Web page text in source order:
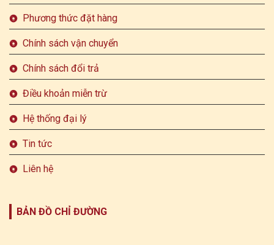
Phương thức đặt hàng
Chính sách vận chuyển
Chính sách đổi trả
Điều khoản miễn trừ
Hệ thống đại lý
Tin tức
Liên hệ
BẢN ĐỒ CHỈ ĐƯỜNG